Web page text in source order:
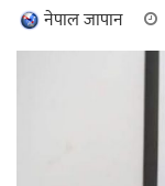
नेपाल जापान